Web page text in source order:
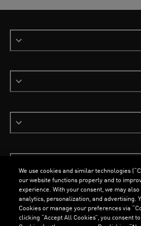
العربية
We use cookies and similar technologies
our website functions properly and to
experience. With your consent, we may
analytics, personalization, and advertising.
Cookies or manage your preferences via
clicking “Accept All Cookies”, you consent